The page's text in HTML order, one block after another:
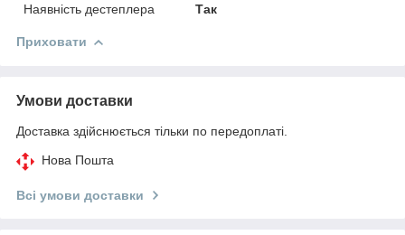
Наявність дестеплера
Так
Приховати
Умови доставки
Доставка здійснюється тільки по передоплаті.
Нова Пошта
Всі умови доставки